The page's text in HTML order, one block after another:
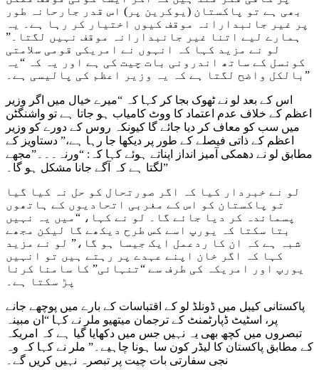
بھی ہے تو پاکستان (یوکرین پر) اس قدر جارحانہ طور
پر غیر جانبدارانہ موقف کیوں اختیار کر رہا ہے۔ یہ
ہمارے لیے اتنا غیر جانبدارانہ موقف نہیں لگتا۔”
لو نے مزید کہا کہ انہوں نے امریکی قومی سلامتی
کونسل کے ساتھ اندرونی بات چیت کی ہے اور یہ کہ “یہ
بالکل واضح لگتا ہے کہ یہ وزیر اعظم کی پالیسی ہے۔”
اس کے بعد لو نے ٹھوک بجا کر کہا کہ “میرے خیال میں اگر وزیر
اعظم کے خلاف عدم اعتماد کا ووٹ کامیاب ہو جاتا ہے تو واشنگٹن
میں سب کو معاف کر دیا جائے گا کیونکہ روس کے دورے کو وزیر
اعظم کے ذاتی فیصلے کے طور پر دیکھا جا رہا ہے،” دستاویز کے
مطابق لو نے دھمکی آمیز انداز اپناتے ہوئے کہا کہ: “ورنہ۔۔۔”مجھے
لگتا ہے کہ آگے جانا مشکل ہو گا۔”
لو نے خبردار کیا کہ اگر صورتحال کو حل نہ کیا گیا
تو پاکستان کو اس کے مغربی اتحادیوں کے ہاتھوں
پسماندہ کر دیا جائے گا۔ لو نے کہا، “میں یہ نہیں
بتا سکتا کہ یورپ اسے کس طرح دیکھے گا لیکن مجھے
شبہ ہے کہ ان کا ردعمل ایک جیسا ہو گا،” لو نے مزید
کہا کہ اگر خان اپنے عہدے پر رہتے ہیں تو انہیں
یورپ اور امریکہ کی طرف سے “تنہائی” کا سامنا کرنا
پڑ سکتا ہے۔
پاکستانی کیبل میں ڈونلڈ لو کے اقتباسات کے بارے میں پوچھے جانے
پر، اسٹیٹ ڈپارٹمنٹ کے ترجمان میتھیو ملر نے کہا “ان مبینہ
تبصروں میں کچھ بھی یہ نہیں جس میں دکھایا گیا ہے کہ امریکہ
کے مطابق پاکستان کا لیڈر کون سا ہونا چاہیے۔” ملر نے کہا کہ وہ
نجی سفارتی بات چیت پر تبصرہ نہیں کریں گے۔